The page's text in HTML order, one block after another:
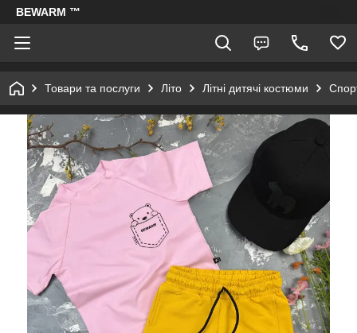
BEWARM ™
Товари та послуги Літо Літні дитячі костюми